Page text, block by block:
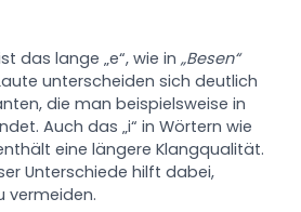
das lange „e“, wie in„Besen“
unterscheiden sich deutlich
die man beispielsweise in
Auch das „i“ in Wörtern wie
eine längere Klangqualität.
Unterschiede hilft dabei,
vermeiden.